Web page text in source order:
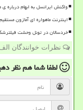
واکنش ایرانسل به ابهام درباره
اینترنت ماهواره ای آمازون
خردسالان در تونل وحشت
نظرات خوانندگان
لطفا شما همنظر